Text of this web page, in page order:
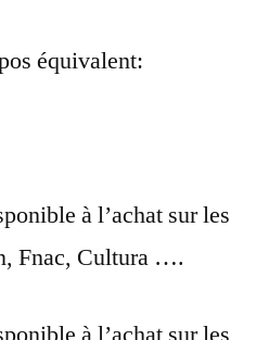
équivalent:
à l’achat sur les
Fnac, Cultura ….